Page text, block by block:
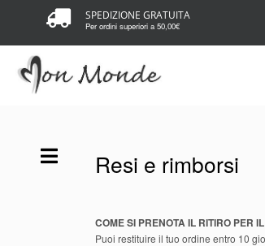
SPEDIZIONE GRATUITA
Per ordini superiori a 50,00€
Resi e rimborsi
COME SI PRENOTA IL RITIRO PER
Puoi restituire il tuo ordine entro 10